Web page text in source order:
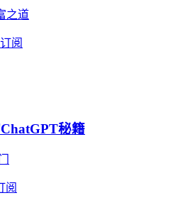
之道
阅
秘籍
阅